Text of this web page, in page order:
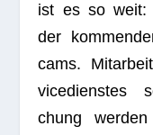
ist es so weit:
der
cams.
vice­diens­tes
chung